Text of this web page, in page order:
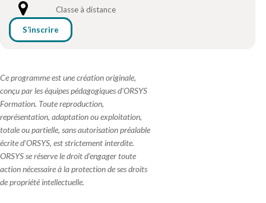
Classe à distance
S’inscrire
Ce programme est une création originale,
conçu par les équipes pédagogiques d'ORSYS
Formation. Toute reproduction,
représentation, adaptation ou exploitation,
totale ou partielle, sans autorisation préalable
écrite d'ORSYS, est strictement interdite.
ORSYS se réserve le droit d'engager toute
action nécessaire à la protection de ses droits
de propriété intellectuelle.